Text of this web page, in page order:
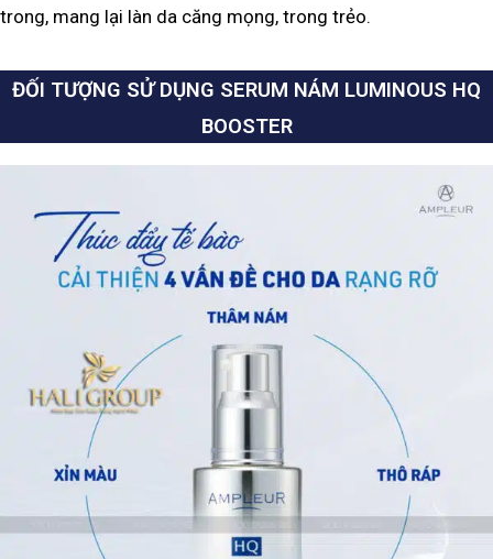
trong, mang lại làn da căng mọng, trong trẻo.
ĐỐI TƯỢNG SỬ DỤNG SERUM NÁM LUMINOUS HQ
BOOSTER